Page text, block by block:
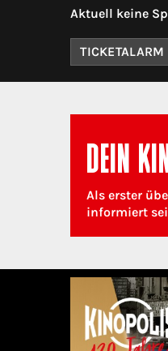
Aktuell keine
TICKETALARM
DEIN
Als erster
informiert